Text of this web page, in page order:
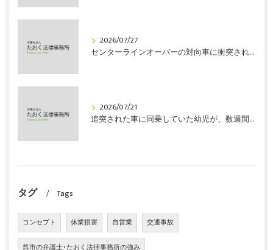
2026/07/27
センターラインオーバーの対向車に衝突され、むち打ちを発症し、裁判所の基準で慰謝料などの損害賠償金を獲得した事案｜たおく法律事務所
2026/07/21
追突された車に同乗していた幼児が、数週間の経過観察の後、裁判所の基準で人損の賠償金を獲得した事案｜たおく法律事務所
タグ Tags
コンセプト 休業損害 自営業 交通事故
呉市の弁護士･たおく法律事務所の強み